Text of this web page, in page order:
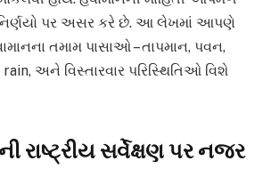
પર અસર કરે છે. આ લેખમાં આપણે
તમામ પાસાઓ – તાપમાન, પવન,
અને વિસ્તારવાર પરિસ્થિતિઓ વિશે
રાષ્ટ્રીય સર્વેક્ષણ પર નજર